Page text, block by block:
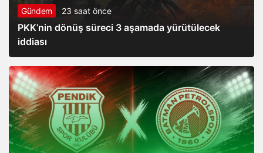
Gündem 23 saat önce
PKK’nin dönüş süreci 3 aşamada yürütülecek
iddiası